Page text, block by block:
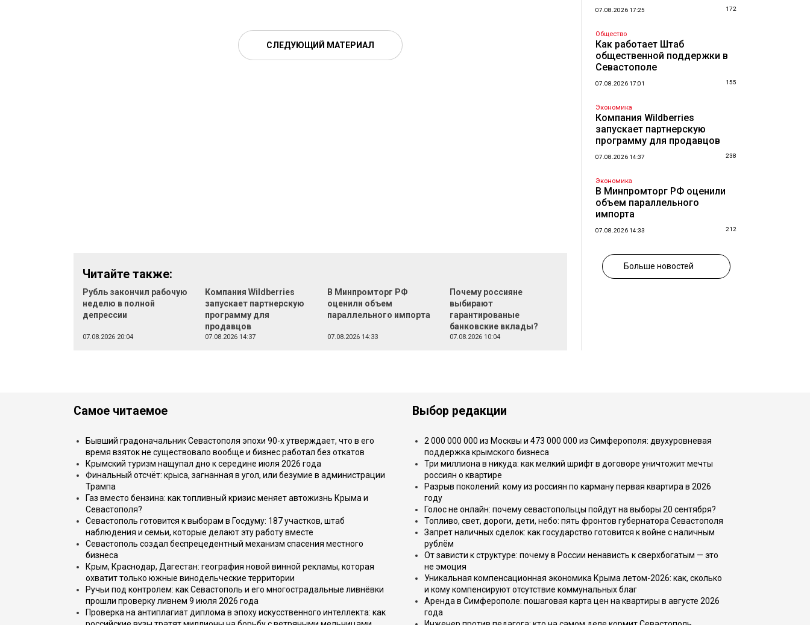
СЛЕДУЮЩИЙ МАТЕРИАЛ
Читайте также:
Рубль закончил рабочую
неделю в полной
депрессии
07.08.2026 20:04
Компания Wildberries
запускает партнерскую
программу для
продавцов
07.08.2026 14:37
В Минпромторг РФ
оценили объем
параллельного импорта
07.08.2026 14:33
Почему россияне
выбирают
гарантированые
банковские вклады?
07.08.2026 10:04
07.08.2026 17:25 172
Общество
Как работает Штаб
общественной поддержки в
Севастополе
07.08.2026 17:01 155
Экономика
Компания Wildberries
запускает партнерскую
программу для продавцов
07.08.2026 14:37 238
Экономика
В Минпромторг РФ оценили
объем параллельного
импорта
07.08.2026 14:33 212
Больше новостей
Самое читаемое
Бывший градоначальник Севастополя эпохи 90-х утверждает, что в его
время взяток не существовало вообще и бизнес работал без откатов
Крымский туризм нащупал дно к середине июля 2026 года
Финальный отсчёт: крыса, загнанная в угол, или безумие в администрации
Трампа
Газ вместо бензина: как топливный кризис меняет автожизнь Крыма и
Севастополя?
Севастополь готовится к выборам в Госдуму: 187 участков, штаб
наблюдения и семьи, которые делают эту работу вместе
Севастополь создал беспрецедентный механизм спасения местного
бизнеса
Крым, Краснодар, Дагестан: география новой винной рекламы, которая
охватит только южные винодельческие территории
Ручьи под контролем: как Севастополь и его многострадальные ливнёвки
прошли проверку ливнем 9 июля 2026 года
Проверка на антиплагиат диплома в эпоху искусственного интеллекта: как
Выбор редакции
2 000 000 000 из Москвы и 473 000 000 из Симферополя: двухуровневая
поддержка крымского бизнеса
Три миллиона в никуда: как мелкий шрифт в договоре уничтожит мечты
россиян о квартире
Разрыв поколений: кому из россиян по карману первая квартира в 2026
году
Голос не онлайн: почему севастопольцы пойдут на выборы 20 сентября?
Топливо, свет, дороги, дети, небо: пять фронтов губернатора Севастополя
Запрет наличных сделок: как государство готовится к войне с наличным
рублём
От зависти к структуре: почему в России ненависть к сверхбогатым — это
не эмоция
Уникальная компенсационная экономика Крыма летом-2026: как, сколько
и кому компенсируют отсутствие коммунальных благ
Аренда в Симферополе: пошаговая карта цен на квартиры в августе 2026
года